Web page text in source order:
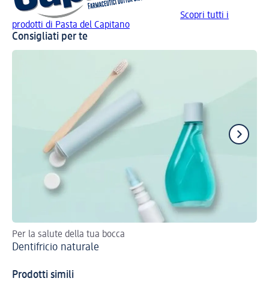
Scopri tutti i
prodotti di Pasta del Capitano
Consigliati per te
Per la salute della tua bocca
Dentifricio naturale
Prodotti simili